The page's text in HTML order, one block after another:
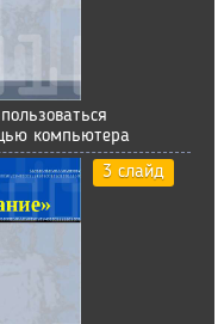
компьютера
3 слайд